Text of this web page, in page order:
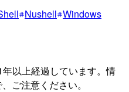
Nushell Windows
以上経過しています。情
ご注意ください。